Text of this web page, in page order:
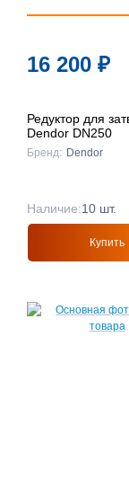
16 200 ₽
Редуктор для
Dendor DN250
Бренд: Dendor
Наличие:10 шт.
Купить